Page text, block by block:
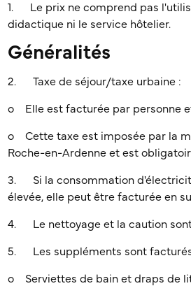
1. Le prix ne comprend pas
didactique ni le service hôtelier.
Généralités
2. Taxe de séjour/taxe urbaine :
o Elle est facturée par personne
o Cette taxe est imposée par la
Roche-en-Ardenne et est
3. Si la consommation
élevée, elle peut être facturée en
4. Le nettoyage et la caution
5. Les suppléments sont
o Serviettes de bain et draps de